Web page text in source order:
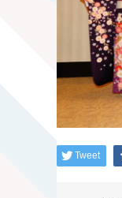
Tweet